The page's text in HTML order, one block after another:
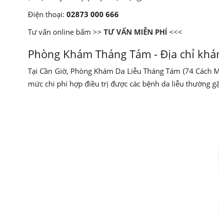
Điện thoại: 02873 000 666
Tư vấn online bấm >> TƯ VẤN MIỄN PHÍ <<<
Phòng Khám Tháng Tám - Địa chỉ
Tại Cần Giờ, Phòng Khám Da Liễu Tháng Tám (74
mức chi phí hợp điều trị được các bệnh da liễu thường